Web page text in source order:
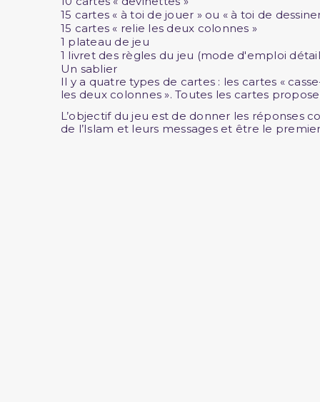
15 cartes « à toi de jouer » ou « à toi de
15 cartes « relie les deux colonnes »
1 plateau de jeu
1 livret des règles du jeu (mode d'emploi
Un sablier
Il y a quatre types de cartes : les cartes «
les deux colonnes ». Toutes les cartes
L’objectif du jeu est de donner les réponses
de l’Islam et leurs messages et être le